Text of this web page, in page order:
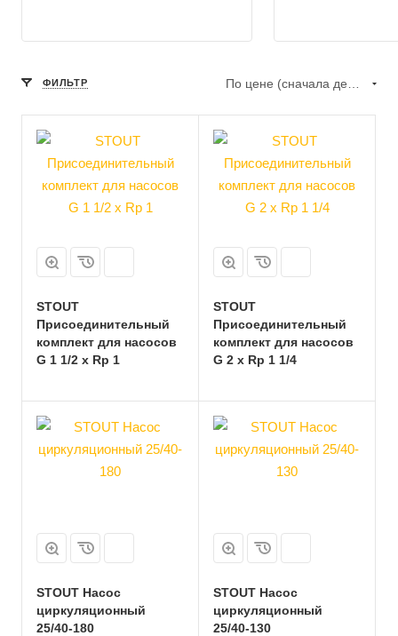
ФИЛЬТР
STOUT
Присоединительный
комплект для насосов
G 1 1/2 x Rp 1
STOUT
Присоединительный
комплект для насосов
G 2 x Rp 1 1/4
STOUT Насос
циркуляционный
25/40-180
STOUT Насос
циркуляционный
25/40-130